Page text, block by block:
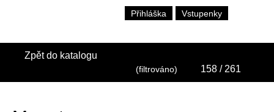
Přihláška Vstupenky
Zpět do katalogu
(filtrováno) 158 / 261